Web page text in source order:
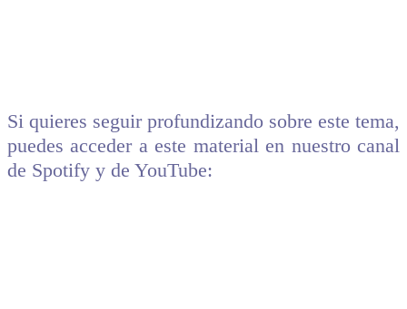
Si quieres seguir profundizando sobre este tema,
puedes acceder a este material en nuestro canal
de Spotify y de YouTube: